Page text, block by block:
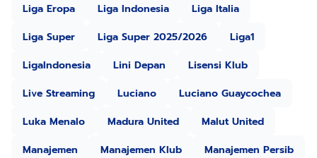
Liga Eropa
Liga Indonesia
Liga Italia
Liga Super
Liga Super 2025/2026
Liga1
LigaIndonesia
Lini Depan
Lisensi Klub
Live Streaming
Luciano
Luciano Guaycochea
Luka Menalo
Madura United
Malut United
Manajemen
Manajemen Klub
Manajemen Persib